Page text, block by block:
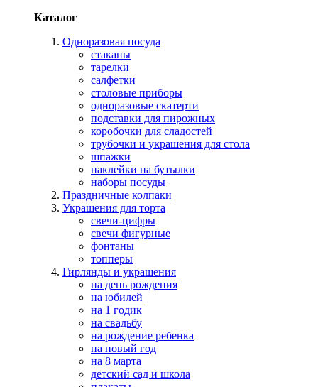
Каталог
Одноразовая посуда
стаканы
тарелки
салфетки
столовые приборы
одноразовые скатерти
подставки для пирожных
коробочки для сладостей
трубочки и украшения для стола
шпажки
наклейки на бутылки
наборы посуды
Праздничные колпаки
Украшения для торта
свечи-цифры
свечи фигурные
фонтаны
топперы
Гирлянды и украшения
на день рождения
на юбилей
на 1 годик
на свадьбу
на рождение ребенка
на новый год
на 8 марта
детский сад и школа